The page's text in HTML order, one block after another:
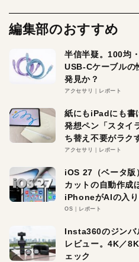
編集部のおすすめ
半信半疑。100均
USB-Cケーブルの
発見か？
アクセサリ レポート
紙にもiPadにも書
発想ペン「スタイ
ち替え不要がラク
アクセサリ レポート
iOS 27（ベータ版
カットの自動作成
iPhoneがAIの入り
OS レポート
Insta360のジン
レビュー。4K／
ェック